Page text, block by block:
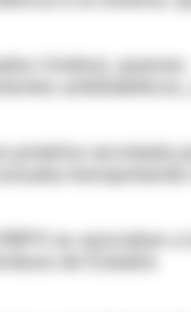
Unidos), quienes
secretada
se asociaban a